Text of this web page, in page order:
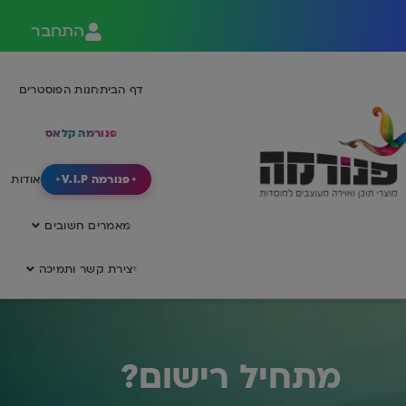
התחבר
דף הביתחנות הפוסטרים
פנורמה קלאס
פנורמה V.I.P אודות
מאמרים חשובים
יצירת קשר ותמיכה
מתחיל רישום?